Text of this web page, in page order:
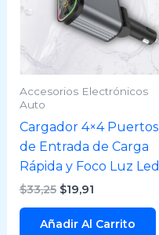
Accesorios Electrónicos
Auto
Cargador 4×4 Puertos
de Entrada de Carga
Rápida y Foco Luz Led
$33,25 $19,91
Añadir Al Carrito